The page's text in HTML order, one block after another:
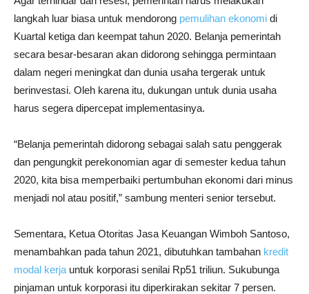
langkah luar biasa untuk mendorong pemulihan ekonomi di
Kuartal ketiga dan keempat tahun 2020. Belanja pemerintah
secara besar-besaran akan didorong sehingga permintaan
dalam negeri meningkat dan dunia usaha tergerak untuk
berinvestasi. Oleh karena itu, dukungan untuk dunia usaha
harus segera dipercepat implementasinya.
“Belanja pemerintah didorong sebagai salah satu penggerak
dan pengungkit perekonomian agar di semester kedua tahun
2020, kita bisa memperbaiki pertumbuhan ekonomi dari minus
menjadi nol atau positif,” sambung menteri senior tersebut.
Sementara, Ketua Otoritas Jasa Keuangan Wimboh Santoso,
menambahkan pada tahun 2021, dibutuhkan tambahan kredit
modal kerja untuk korporasi senilai Rp51 triliun. Sukubunga
pinjaman untuk korporasi itu diperkirakan sekitar 7 persen.